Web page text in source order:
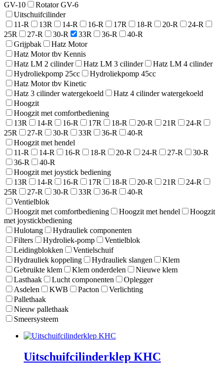
GV-10
Rotator GV-6
Uitschuifcilinder
11-R
13R 14-R 16-R 17R 18-R 20-R
24-R
25R
27-R 30-R 33R 36-R
40-R
Grijpbak
Hatz Motor
Hatz Motor tbv Kennis
Hatz LM 2 cilinder
Hatz LM 3 cilinder
Hatz LM 4 cilinder
Hydroliekpomp 25cc
Hydroliekpomp 45cc
Hatz Motor tbv Kinetic
Hatz 3 cilinder watergekoeld
Hatz 4 cilinder watergekoeld
Hoogzit
Hoogzit met comfortbediening
13R
14-R 16-R 17R 18-R 20-R 21R
24-R
25R
27-R 30-R 33R 36-R
40-R
Hoogzit met hendel
11-R
14-R 16-R 18-R 20-R 24-R 27-R
30-R
36-R
40-R
Hoogzit met joystick bediening
13R
14-R 16-R 17R 18-R 20-R 21R
24-R
25R
27-R 30-R 33R 36-R
40-R
Ventielblok
Hoogzit met comfortbediening
Hoogzit met hendel
Hoogzit
met joystickbediening
Hulotang
Hydrauliek componenten
Filters
Hydroliek-pomp
Ventielblok
Leidingblokken
Ventielschuif
Hydrauliek koppeling
Hydrauliek slangen
Klem
Gebruikte klem
Klem onderdelen
Nieuwe klem
Lasthaak
Lucht componenten
Oplegger
Asdelen
KWB Pacton
Verlichting
Pallethaak
Nieuw pallethaak
Smeersysteem
Uitschuifcilinderklep KHC